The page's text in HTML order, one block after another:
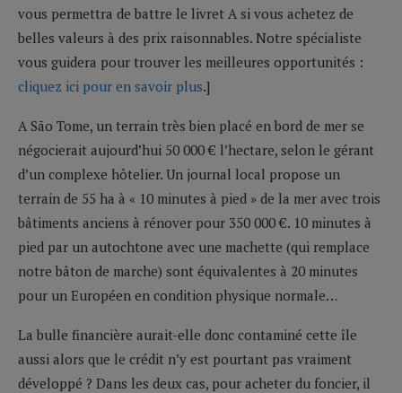
vous permettra de battre le livret A si vous achetez de
belles valeurs à des prix raisonnables. Notre spécialiste
vous guidera pour trouver les meilleures opportunités :
cliquez ici pour en savoir plus.]
A São Tome, un terrain très bien placé en bord de mer se
négocierait aujourd’hui 50 000 € l’hectare, selon le gérant
d’un complexe hôtelier. Un journal local propose un
terrain de 55 ha à « 10 minutes à pied » de la mer avec trois
bâtiments anciens à rénover pour 350 000 €. 10 minutes à
pied par un autochtone avec une machette (qui remplace
notre bâton de marche) sont équivalentes à 20 minutes
pour un Européen en condition physique normale…
La bulle financière aurait-elle donc contaminé cette île
aussi alors que le crédit n’y est pourtant pas vraiment
développé ? Dans les deux cas, pour acheter du foncier, il